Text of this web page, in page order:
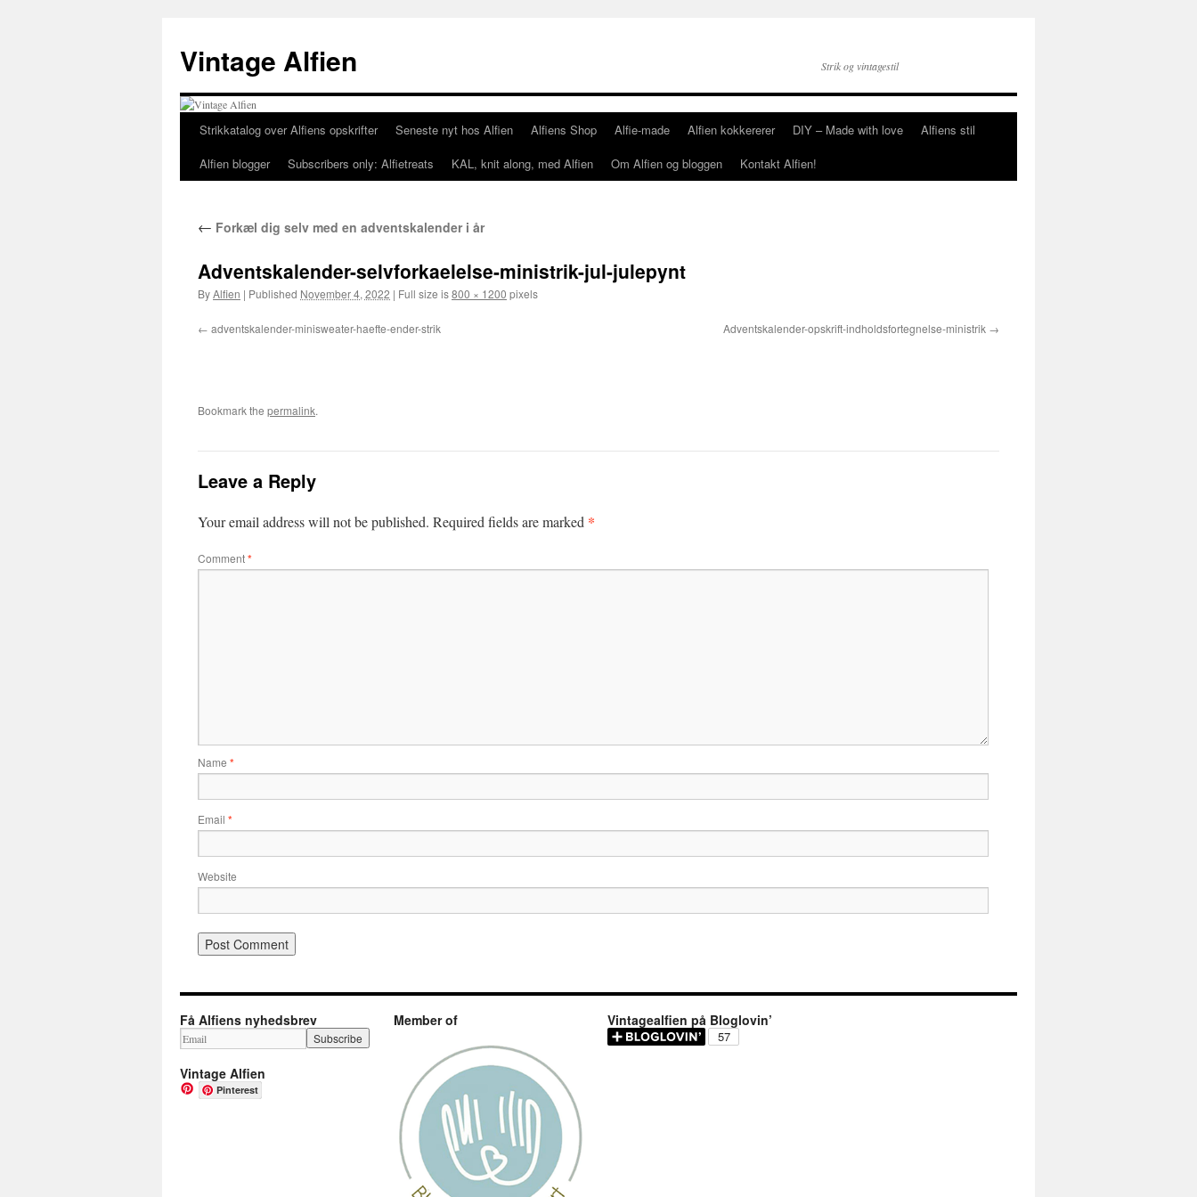
content
Vintage Alfien Strik og vintagestil
Strikkatalog over Alfiens opskrifter Seneste nyt hos Alfien Alfiens Shop Alfie-made Alfien kokkererer DIY – Made with love
Alfiens stil
Alfien blogger
Subscribers only: Alfietreats KAL, knit along, med Alfien Om Alfien og bloggen Kontakt Alfien!
← Forkæl dig selv med en adventskalender i år
Adventskalender-selvforkaelelse-ministrik-jul-julepynt
ByAlfien | Published November 4, 2022 | Full size is800 × 1200 pixels
adventskalender-minisweater-haefte-ender-strik Adventskalender-opskrift-indholdsfortegnelse-ministrik
Bookmark the permalink.
Leave a Reply
Your email address will not be published. Required fields are marked *
Comment*
Name *
Email *
Website
Få Alfiens nyhedsbrev
Vintage Alfien
Pinterest
Member of Vintagealfien på Bloglovin’